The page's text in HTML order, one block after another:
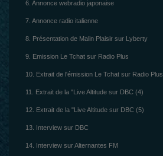
6. Annonce webradio japonaise
7. Annonce radio italienne
8. Présentation de Malin Plaisir sur Lyberty
9. Emission Le Tchat sur Radio Plus
10. Extrait de l'émission Le Tchat sur Radio Plus
11. Extrait de la "Live Altitude sur DBC (4)
12. Extrait de la "Live Altitude sur DBC (5)
13. Interview sur DBC
14. Interview sur Alternantes FM